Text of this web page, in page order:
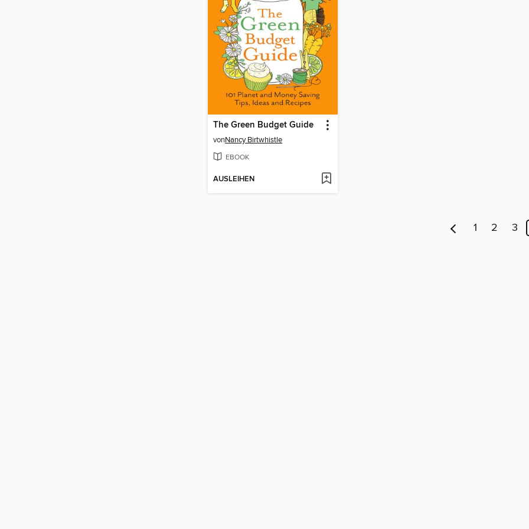
The Green Budget Guide
vonNancy Birtwhistle
EBOOK
AUSLEIHEN
1 2 3